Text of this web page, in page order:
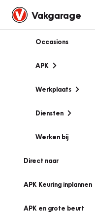
Vakgarage
Occasions
APK
Werkplaats
Diensten
Werken bij
Direct naar
APK Keuring inplannen
APK en grote beurt